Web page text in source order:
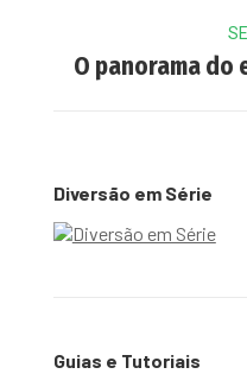
O panorama do
Diversão em Série
Guias e Tutoriais